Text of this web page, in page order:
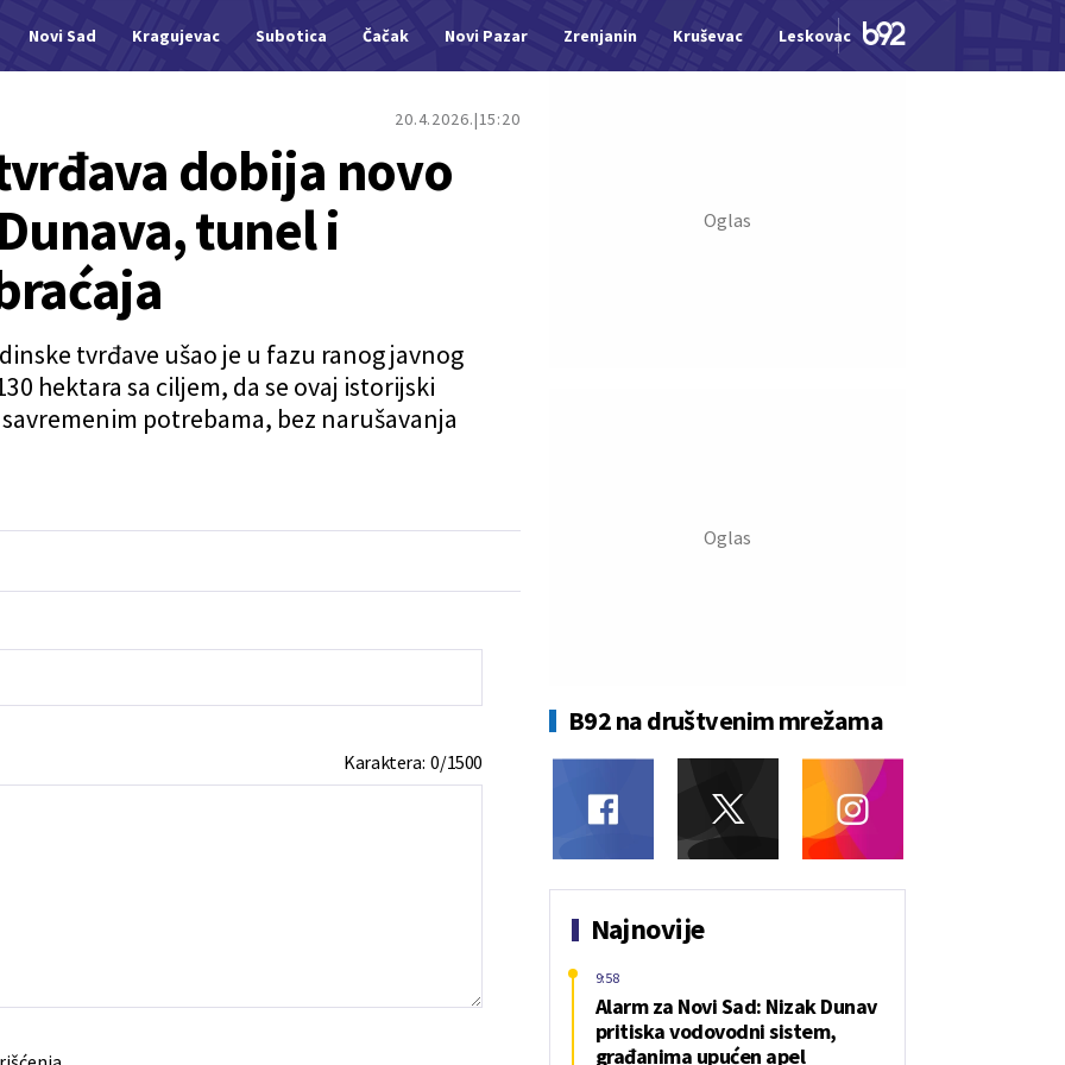
Novi Sad Kragujevac Subotica Čačak Novi Pazar Zrenjanin Kruševac Leskovac Jagodina
20.4.2026. 15:20
dobija novo
tunel i
tvrđave ušao je u fazu ranog javnog
hektara sa ciljem, da se ovaj istorijski
potrebama, bez narušavanja
Karaktera:0/1500
B92 na društvenim mrežama
Najnovije
Alarm za Novi Sad: Nizak Dunav
pritiska vodovodni sistem,
građanima upućen apel
9:58